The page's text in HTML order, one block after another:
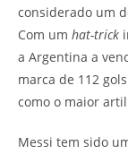
considerado um
Com um hat-trick
a Argentina a
marca de 112
como o maior
Messi tem sido